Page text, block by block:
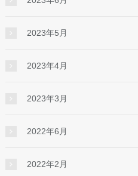
2023年5月
2023年4月
2023年3月
2022年6月
2022年2月